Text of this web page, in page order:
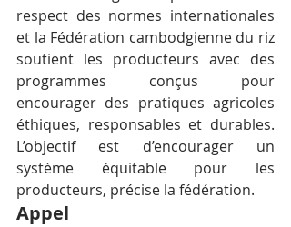
respect des normes internationales
et la Fédération cambodgienne du riz
soutient les producteurs avec des
programmes conçus pour
encourager des pratiques agricoles
éthiques, responsables et durables.
L’objectif est d’encourager un
système équitable pour les
producteurs, précise la fédération.
Appel